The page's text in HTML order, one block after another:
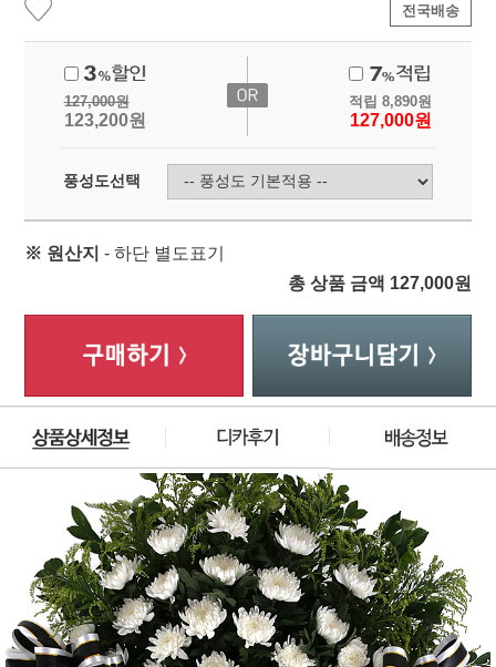
전국배송
127,000원
123,200원
적립 8,890원
127,000원
풍성도선택
※ 원산지 - 하단 별도표기
총 상품 금액 127,000원